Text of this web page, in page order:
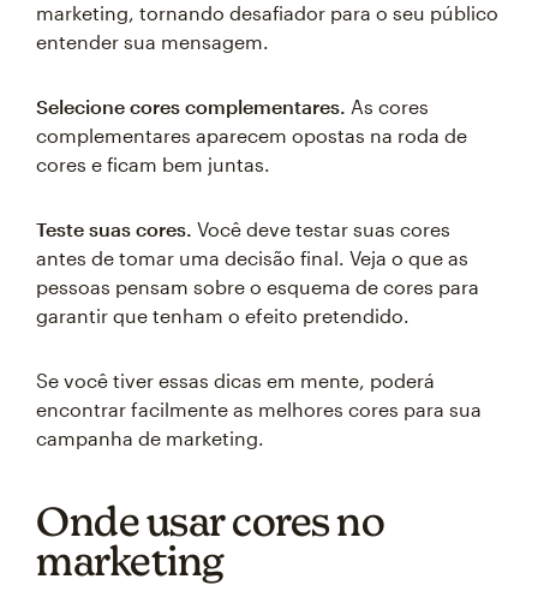
marketing, tornando desafiador para o seu público
entender sua mensagem.
Selecione cores complementares. As cores
complementares aparecem opostas na roda de
cores e ficam bem juntas.
Teste suas cores. Você deve testar suas cores
antes de tomar uma decisão final. Veja o que as
pessoas pensam sobre o esquema de cores para
garantir que tenham o efeito pretendido.
Se você tiver essas dicas em mente, poderá
encontrar facilmente as melhores cores para sua
campanha de marketing.
Onde usar cores no
marketing